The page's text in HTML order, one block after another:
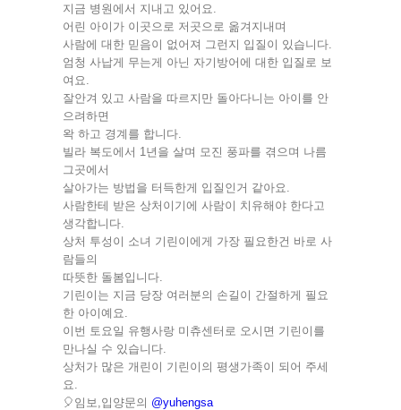
지금 병원에서 지내고 있어요.
어린 아이가 이곳으로 저곳으로 옮겨지내며
사람에 대한 믿음이 없어져 그런지 입질이 있습니다.
엄청 사납게 무는게 아닌 자기방어에 대한 입질로 보
여요.
잘안겨 있고 사람을 따르지만 돌아다니는 아이를 안
으려하면
왁 하고 경계를 합니다.
빌라 복도에서 1년을 살며 모진 풍파를 겪으며 나름
그곳에서
살아가는 방법을 터득한게 입질인거 같아요.
사람한테 받은 상처이기에 사람이 치유해야 한다고
생각합니다.
상처 투성이 소녀 기린이에게 가장 필요한건 바로 사
람들의
따뜻한 돌봄입니다.
기린이는 지금 당장 여러분의 손길이 간절하게 필요
한 아이예요.
이번 토요일 유행사랑 미츄센터로 오시면 기린이를
만나실 수 있습니다.
상처가 많은 개린이 기린이의 평생가족이 되어 주세
요.
🎈임보,입양문의 @yuhengsa